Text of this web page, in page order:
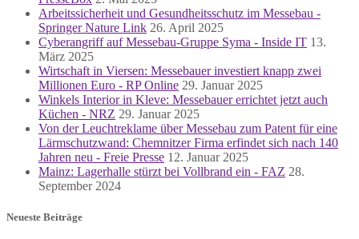
Arbeitssicherheit und Gesundheitsschutz im Messebau -
Springer Nature Link 26. April 2025
Cyberangriff auf Messebau-Gruppe Syma - Inside IT 13.
März 2025
Wirtschaft in Viersen: Messebauer investiert knapp zwei
Millionen Euro - RP Online 29. Januar 2025
Winkels Interior in Kleve: Messebauer errichtet jetzt auch
Küchen - NRZ 29. Januar 2025
Von der Leuchtreklame über Messebau zum Patent für eine
Lärmschutzwand: Chemnitzer Firma erfindet sich nach 140
Jahren neu - Freie Presse 12. Januar 2025
Mainz: Lagerhalle stürzt bei Vollbrand ein - FAZ 28.
September 2024
Neueste Beiträge